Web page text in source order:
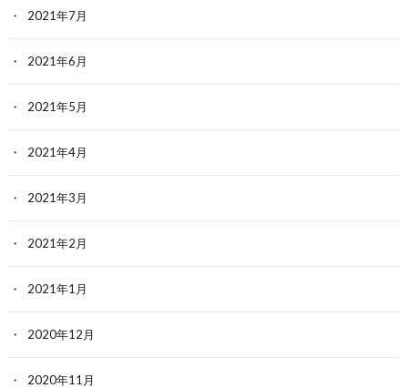
2021年7月
2021年6月
2021年5月
2021年4月
2021年3月
2021年2月
2021年1月
2020年12月
2020年11月